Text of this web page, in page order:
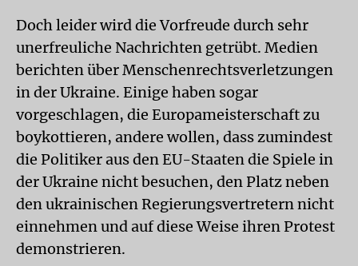
Doch leider wird die Vorfreude durch sehr
unerfreuliche Nachrichten getrübt. Medien
berichten über Menschenrechtsverletzungen
in der Ukraine. Einige haben sogar
vorgeschlagen, die Europameisterschaft zu
boykottieren, andere wollen, dass zumindest
die Politiker aus den EU-Staaten die Spiele in
der Ukraine nicht besuchen, den Platz neben
den ukrainischen Regierungsvertretern nicht
einnehmen und auf diese Weise ihren Protest
demonstrieren.